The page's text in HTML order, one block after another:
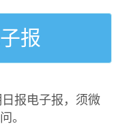
报
报电子报，须微
。